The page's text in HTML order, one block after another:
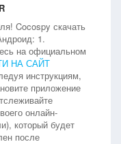
Cocospy скачать
1.
на официальном
НА САЙТ
инструкциям,
приложение
онлайн-
который будет
после